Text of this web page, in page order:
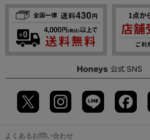
よくあるお問い合わせ